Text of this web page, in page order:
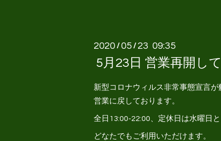
2020 / 05 / 23 09:35
5月23日 営業再開し
新型コロナウィルス非常事態宣言
営業に戻しております。
全日13:00-22:00、定休日は水曜日と
どなたでもご利用いただけます。